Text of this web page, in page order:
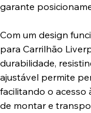
garante
Com um design
para Carrilhão
durabilidade,
ajustável permite
facilitando o acesso
de montar e